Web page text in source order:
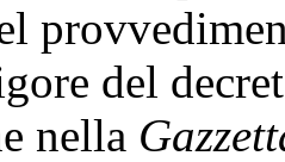
del
nella